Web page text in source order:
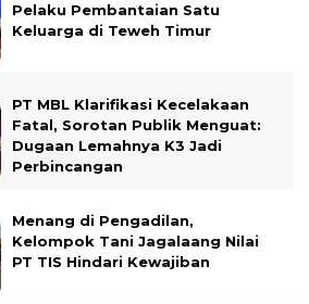
Pelaku Pembantaian Satu
Keluarga di Teweh Timur
PT MBL Klarifikasi Kecelakaan
Fatal, Sorotan Publik Menguat:
Dugaan Lemahnya K3 Jadi
Perbincangan
Menang di Pengadilan,
Kelompok Tani Jagalaang Nilai
PT TIS Hindari Kewajiban